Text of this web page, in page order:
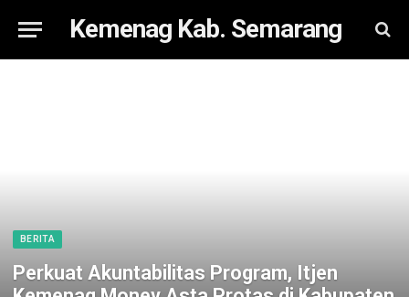
Kemenag Kab. Semarang
BERITA
Perkuat Akuntabilitas Program, Itjen